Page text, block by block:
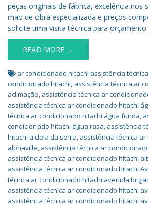
peças originais de fábrica, excelência nos
mão de obra especializada e preços
solicite uma visita técnica para
READ MORE →
ar condicionado hitachi assistência técnica
condicionado hitachi, assistência técnica ar
aclimação, assistência técnica ar
assistência técnica ar condicionado hitachi
técnica ar condicionado hitachi água funda,
condicionado hitachi água rasa, assistência
hitachi aldeia da serra, assistência técnica
alphaville, assistência técnica ar
assistência técnica ar condicionado hitachi
assistência técnica ar condicionado hitachi
técnica ar condicionado hitachi avenida
assistência técnica ar condicionado hitachi
assistência técnica ar condicionado hitachi